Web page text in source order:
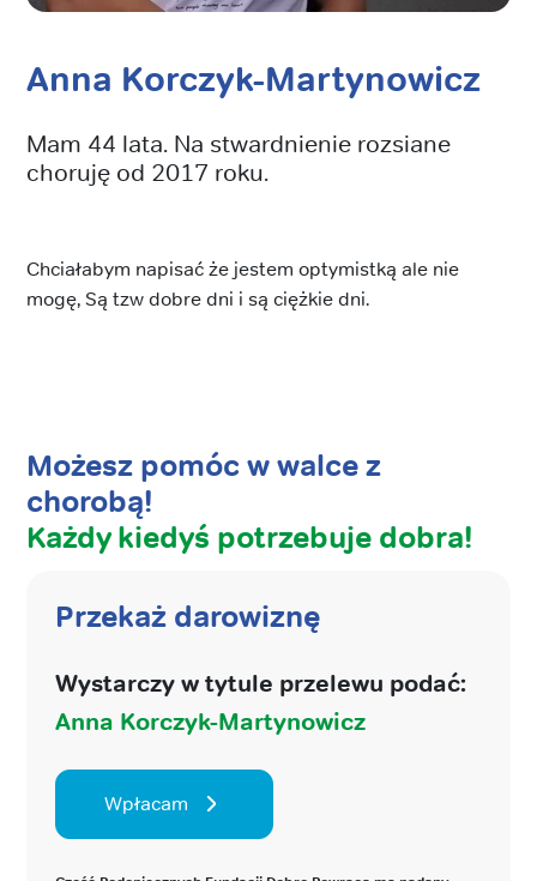
Anna Korczyk-Martynowicz
Mam 44 lata. Na stwardnienie rozsiane
choruję od 2017 roku.
Chciałabym napisać że jestem optymistką ale nie
mogę, Są tzw dobre dni i są ciężkie dni.
Możesz pomóc w walce z
chorobą!
Każdy kiedyś potrzebuje dobra!
Przekaż darowiznę
Wystarczy w tytule przelewu podać:
Anna Korczyk-Martynowicz
Wpłacam